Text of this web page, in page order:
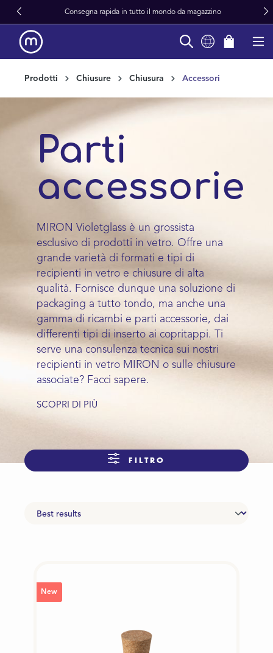
content Consegna rapida in tutto il mondo da magazzino
Prodotti Chiusure Chiusura Accessori
Parti
accessorie
MIRON Violetglass è un grossista
esclusivo di prodotti in vetro. Offre una
grande varietà di formati e tipi di
recipienti in vetro e chiusure di alta
qualità. Fornisce dunque una soluzione di
packaging a tutto tondo, ma anche una
gamma di ricambi e parti accessorie, dai
differenti tipi di inserto ai copritappi. Ti
serve una consulenza tecnica sui nostri
recipienti in vetro MIRON o sulle chiusure
associate? Facci sapere.
SCOPRI DI PIÙ
FILTRO
New